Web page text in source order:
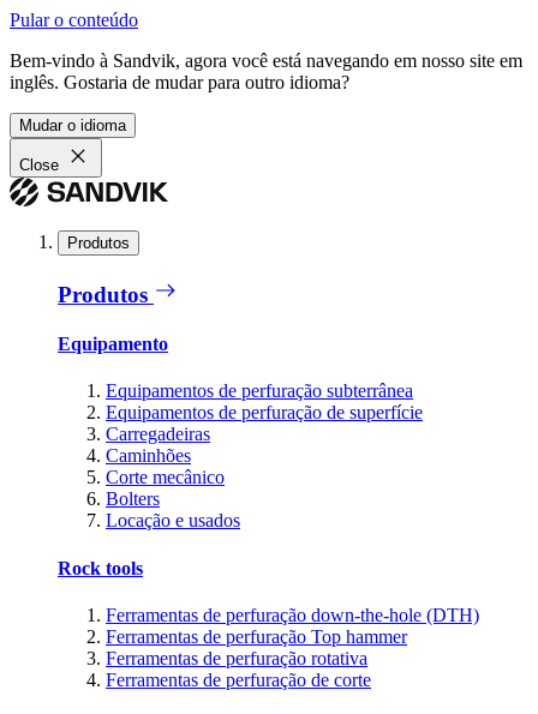
Pular o conteúdo
Bem-vindo à Sandvik, agora você está navegando em nosso site em
inglês. Gostaria de mudar para outro idioma?
Mudar o idioma
Close
Produtos
Produtos
Equipamento
Equipamentos de perfuração subterrânea
Equipamentos de perfuração de superfície
Carregadeiras
Caminhões
Corte mecânico
Bolters
Locação e usados
Rock tools
Ferramentas de perfuração down-the-hole (DTH)
Ferramentas de perfuração Top hammer
Ferramentas de perfuração rotativa
Ferramentas de perfuração de corte